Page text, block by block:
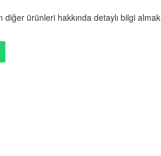
ürünleri hakkında detaylı bilgi almak